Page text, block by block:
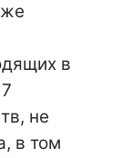
в
не
в том